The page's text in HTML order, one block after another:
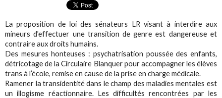
La proposition de loi des sénateurs LR visant à interdire aux
mineurs d'effectuer une transition de genre est dangereuse et
contraire aux droits humains.
Des mesures honteuses : psychatrisation poussée des enfants,
détricotage de la Circulaire Blanquer pour accompagner les élèves
trans à l’école, remise en cause de la prise en charge médicale.
Ramener la transidentité dans le champ des maladies mentales est
un illogisme réactionnaire. Les difficultés rencontrées par les